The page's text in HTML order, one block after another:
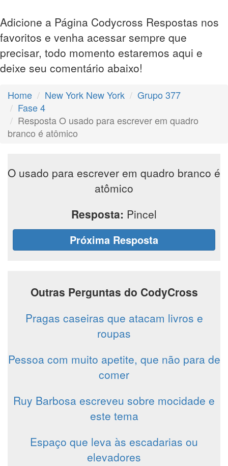
Adicione a Página Codycross Respostas nos
favoritos e venha acessar sempre que
precisar, todo momento estaremos aqui e
deixe seu comentário abaixo!
Home New York New York
Grupo 377
Fase 4
Resposta O usado para escrever em quadro
branco é atômico
O usado para escrever em quadro branco é
atômico
Resposta: Pincel
Próxima Resposta
Outras Perguntas do CodyCross
Pragas caseiras que atacam livros e
roupas
Pessoa com muito apetite, que não para de
comer
Ruy Barbosa escreveu sobre mocidade e
este tema
Espaço que leva às escadarias ou
elevadores